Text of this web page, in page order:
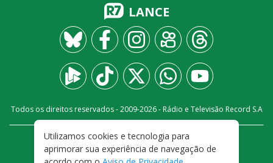
LANCE
Todos os direitos reservados - 2009-2026- Rádio e Televisão Record S.A
FALE CONOSCO
PRIVACIDADE
TERMOS E CONDIÇÕES DE USO
Utilizamos cookies e tecnologia para
aprimorar sua experiência de navegação de